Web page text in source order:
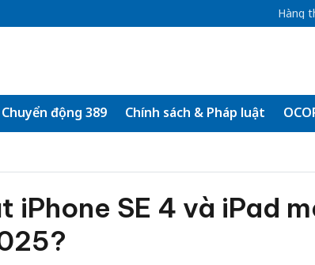
Hàng
Chuyển động 389 Chính sách & Pháp luật
iPhone SE 4 và iPad